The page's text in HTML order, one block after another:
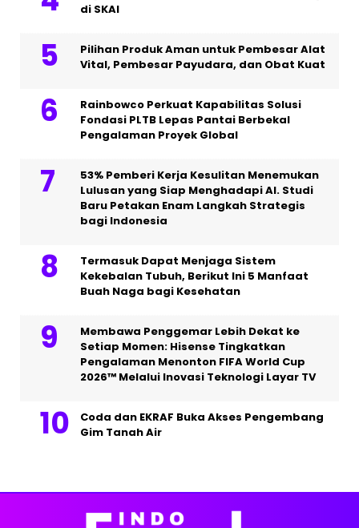
di SKAI
Pilihan Produk Aman untuk Pembesar Alat
Vital, Pembesar Payudara, dan Obat Kuat
Rainbowco Perkuat Kapabilitas Solusi
Fondasi PLTB Lepas Pantai Berbekal
Pengalaman Proyek Global
53% Pemberi Kerja Kesulitan Menemukan
Lulusan yang Siap Menghadapi AI. Studi
Baru Petakan Enam Langkah Strategis
bagi Indonesia
Termasuk Dapat Menjaga Sistem
Kekebalan Tubuh, Berikut Ini 5 Manfaat
Buah Naga bagi Kesehatan
Membawa Penggemar Lebih Dekat ke
Setiap Momen: Hisense Tingkatkan
Pengalaman Menonton FIFA World Cup
2026™ Melalui Inovasi Teknologi Layar TV
Coda dan EKRAF Buka Akses Pengembang
Gim Tanah Air